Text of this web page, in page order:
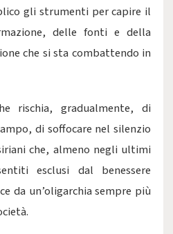
gli strumenti per capire il
delle fonti e della
che si sta combattendo in
rischia, gradualmente, di
di soffocare nel silenzio
che, almeno negli ultimi
esclusi dal benessere
da un’oligarchia sempre più